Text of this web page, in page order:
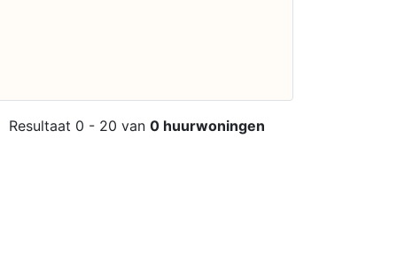
Resultaat 0 - 20 van 0 huurwoningen